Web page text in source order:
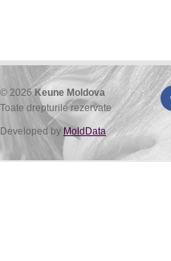
© 2026Keune Moldova
Toate drepturile rezervate
Developed by MoldData